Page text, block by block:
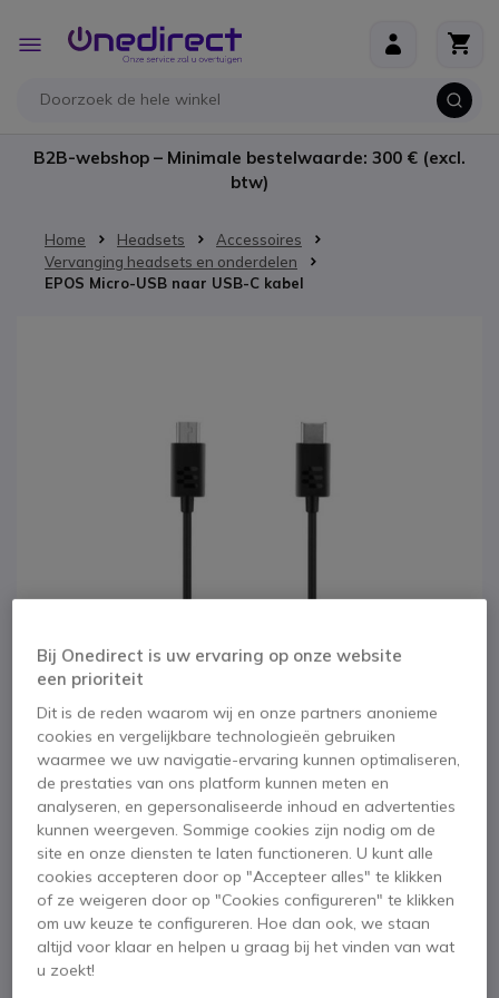
Toggle
Nav
B2B-webshop – Minimale bestelwaarde: 300 € (excl.
btw)
Home Headsets
Accessoires
Vervanging headsets en onderdelen
EPOS Micro-USB naar USB-C kabel
EPOS Micro-USB
naar USB-C kabel
SKU SEMICROUSBTOUSBC // Referentie fabrikant: 1001127
USB-C-kabel met Micro-USB-aansluiting voor het
opladen van headsets uit de EPOS ADAPT
Ga naar het begin van de afbeeldingen-gallerij
Bij Onedirect is uw ervaring op onze website
een prioriteit
Dit is de reden waarom wij en onze partners anonieme
cookies en vergelijkbare technologieën gebruiken
waarmee we uw navigatie-ervaring kunnen optimaliseren,
de prestaties van ons platform kunnen meten en
analyseren, en gepersonaliseerde inhoud en advertenties
kunnen weergeven. Sommige cookies zijn nodig om de
site en onze diensten te laten functioneren. U kunt alle
cookies accepteren door op "Accepteer alles" te klikken
of ze weigeren door op "Cookies configureren" te klikken
om uw keuze te configureren. Hoe dan ook, we staan
altijd voor klaar en helpen u graag bij het vinden van wat
u zoekt!